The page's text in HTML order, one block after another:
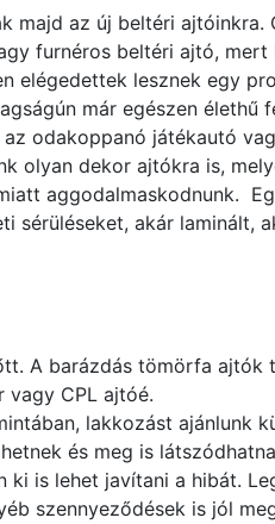
majd az új beltéri ajtóinkra.
furnéros beltéri ajtó, mert
elégedettek lesznek egy
már egészen élethű
odakoppanó játékautó
olyan dekor ajtókra is,
aggodalmaskodnunk.
sérüléseket, akár laminált,
A barázdás tömörfa ajtók
vagy CPL ajtóé.
lakkozást ajánlunk
és meg is
is lehet javítani a hibát.
szennyeződések is jól